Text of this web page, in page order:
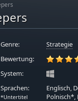
Genre:
Strategie
Bewertung:
System:
Sprachen:
*Untertitel
Englisch,
Polnisch*,